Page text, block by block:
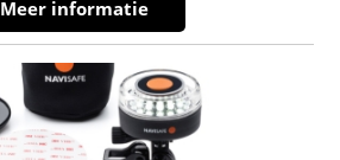
Meer informatie